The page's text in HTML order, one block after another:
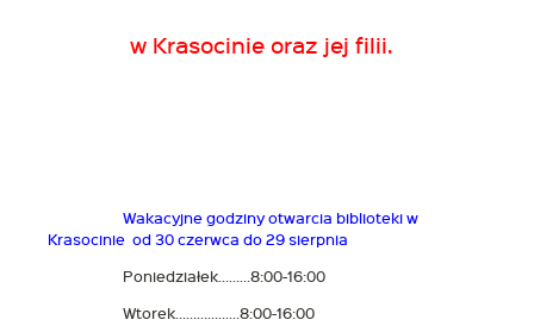
w Krasocinie oraz jej filii.
Wakacyjne godziny otwarcia biblioteki w
Krasocinie od 30 czerwca do 29 sierpnia
Poniedziałek………8:00-16:00
Wtorek………………8:00-16:00